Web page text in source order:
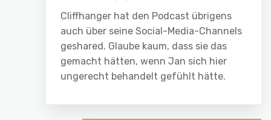
Cliffhanger hat den Podcast übrigens
auch über seine Social-Media-Channels
geshared. Glaube kaum, dass sie das
gemacht hätten, wenn Jan sich hier
ungerecht behandelt gefühlt hätte.